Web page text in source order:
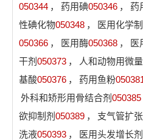
050344 ， 药用碘050346 ， 药
性碘化物050348 ， 医用化学制
050366 ， 医用酶050368 ， 医
干剂 050373 ， 人和动物用微
基酸050376 ， 药用鱼粉
外科和矫形用骨结合剂 050385
欲抑制剂 050389 ， 支气管扩
洗液050393 ， 医用头发增长剂